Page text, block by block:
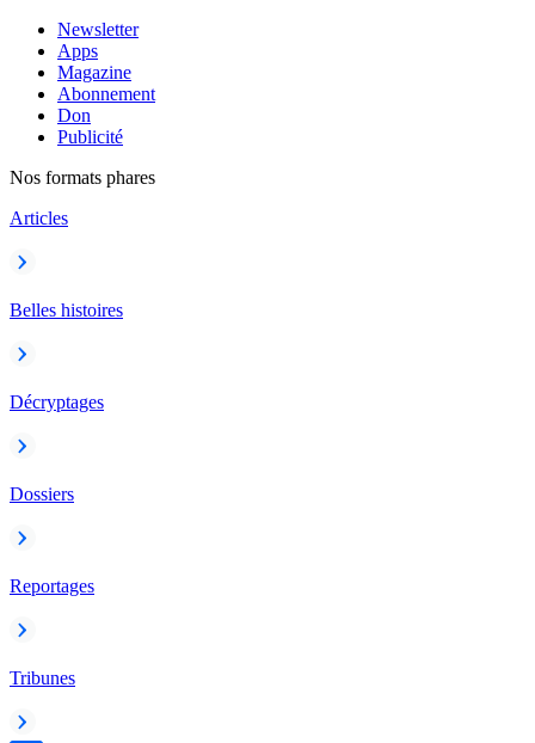
Newsletter
Apps
Magazine
Abonnement
Don
Publicité
Nos formats phares
Articles
Belles histoires
Décryptages
Dossiers
Reportages
Tribunes